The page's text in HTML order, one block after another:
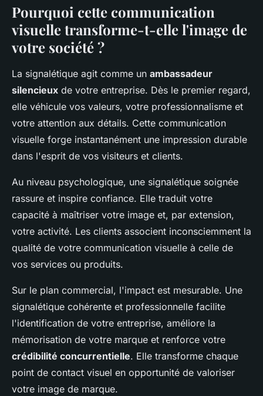
Pourquoi cette communication
visuelle transforme-t-elle l'image de
votre société ?
La signalétique agit comme un ambassadeur
silencieux de votre entreprise. Dès le premier regard,
elle véhicule vos valeurs, votre professionnalisme et
votre attention aux détails. Cette communication
visuelle forge instantanément une impression durable
dans l'esprit de vos visiteurs et clients.
Au niveau psychologique, une signalétique soignée
rassure et inspire confiance. Elle traduit votre
capacité à maîtriser votre image et, par extension,
votre activité. Les clients associent inconsciemment la
qualité de votre communication visuelle à celle de
vos services ou produits.
Sur le plan commercial, l'impact est mesurable. Une
signalétique cohérente et professionnelle facilite
l'identification de votre entreprise, améliore la
mémorisation de votre marque et renforce votre
crédibilité concurrentielle. Elle transforme chaque
point de contact visuel en opportunité de valoriser
votre image de marque.